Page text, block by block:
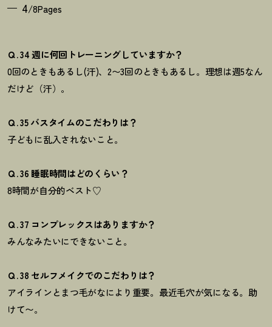
4/8Pages
Ｑ. 34 週に何回トレーニングしていますか？
0回のときもあるし(汗)、2〜3回のときもあるし。 理想は週5なん
だけど（汗）。
Ｑ. 35 バスタイムのこだわりは？
子どもに乱入されないこと。
Ｑ. 36 睡眠時間はどのくらい？
8時間が自分的ベスト♡
Ｑ. 37 コンプレックスはありますか？
みんなみたいにできないこと。
Ｑ. 38 セルフメイクでのこだわりは？
アイラインとまつ毛がなにより重要。 最近毛穴が気になる。助
けて〜。